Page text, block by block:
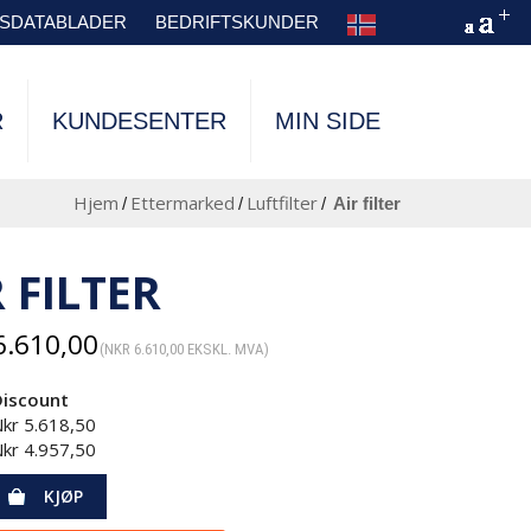
BEDRIFTSKUNDER
KUNDESENTER MIN SIDE
Hjem / Ettermarked / Luftfilter/ air filter
FILTER
(NKR 6.610,00 EKSKL. MVA)
5.618,50
4.957,50
KJØP